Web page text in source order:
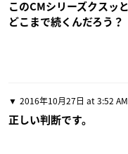
このCMシリーズクスッ
どこまで続くんだろう？
2016年10月27日 at 3:52 AM
正しい判断です。